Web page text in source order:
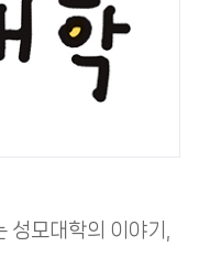
모대학의 이야기,